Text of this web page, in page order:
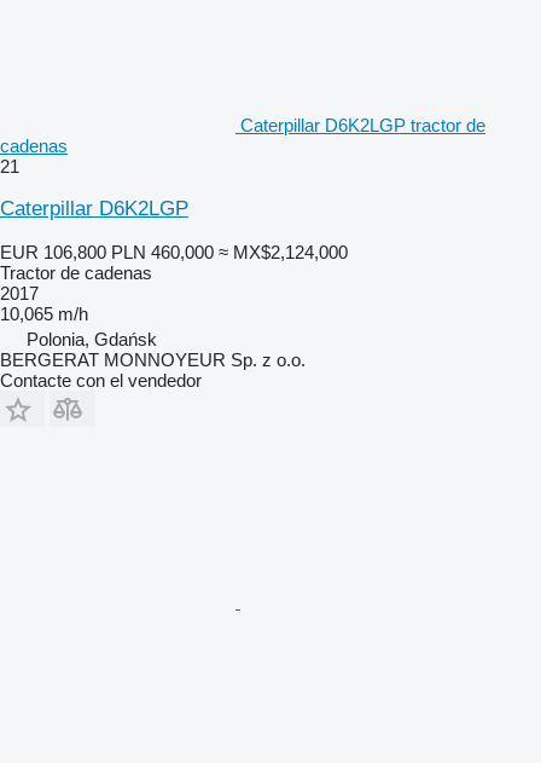
Caterpillar D6K2LGP tractor de
cadenas
21
Caterpillar D6K2LGP
EUR 106,800 PLN 460,000 ≈ MX$2,124,000
Tractor de cadenas
2017
10,065 m/h
Polonia, Gdańsk
BERGERAT MONNOYEUR Sp. z o.o.
Contacte con el vendedor